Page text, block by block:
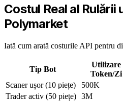
Costul Real al Rulării
Polymarket
Iată cum arată costurile API pentru
Tip Bot
Utilizare
Token/Zi
Scaner ușor (10 piețe)
500K
Trader activ (50 piețe) 3M